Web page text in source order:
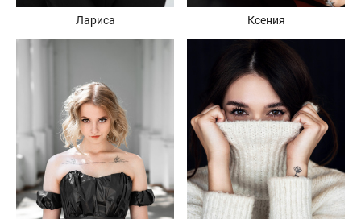
Лариса Ксения